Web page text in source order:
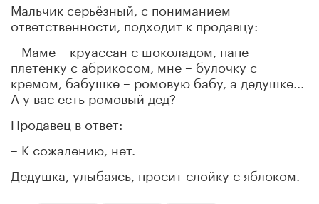
Мальчик серьёзный, с пониманием
ответственности, подходит к продавцу:
– Маме – круассан с шоколадом, папе –
плетенку с абрикосом, мне – булочку с
кремом, бабушке – ромовую бабу, а дедушке...
А у вас есть ромовый дед?
Продавец в ответ:
– К сожалению, нет.
Дедушка, улыбаясь, просит слойку с яблоком.